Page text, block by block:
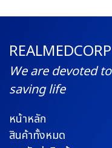
REALMEDCORP
We are devoted to
saving life
หน้าหลัก
สินค้าทั้งหมด